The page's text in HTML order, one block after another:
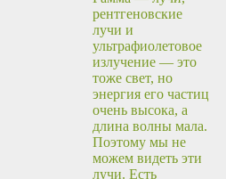
рентгеновские
лучи и
ультрафиолетовое
излучение — это
тоже свет, но
энергия его частиц
очень высока, а
длина волны мала.
Поэтому мы не
можем видеть эти
лучи. Есть